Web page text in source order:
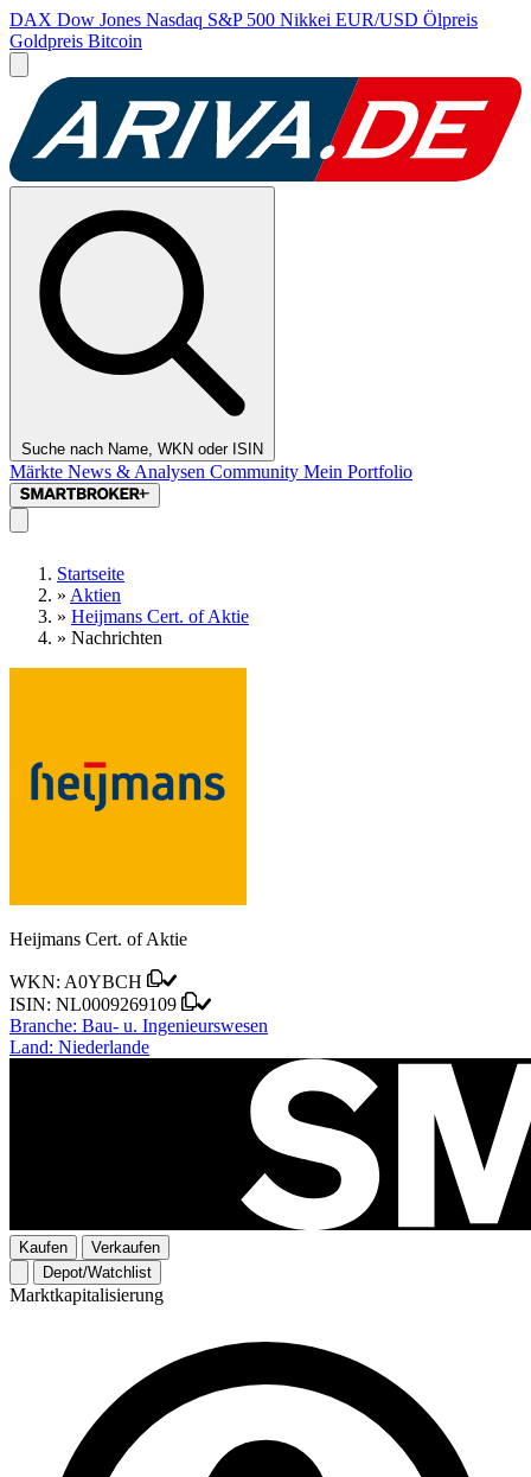
DAX Dow Jones Nasdaq S&P 500 Nikkei EUR/USD Ölpreis
Goldpreis Bitcoin
Suche nach Name, WKN oder ISIN
Märkte News & Analysen Community Mein Portfolio
Startseite
» Aktien
» Heijmans Cert. of Aktie
» Nachrichten
Heijmans Cert. of Aktie
WKN: A0YBCH
ISIN: NL0009269109
Branche: Bau- u. Ingenieurswesen
Land: Niederlande
Kaufen
Verkaufen
Depot/Watchlist
Marktkapitalisierung